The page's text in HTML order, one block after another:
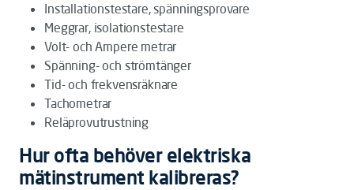
Installationstestare, spänningsprovare
Meggrar, isolationstestare
Volt- och Ampere metrar
Spänning- och strömtänger
Tid- och frekvensräknare
Tachometrar
Reläprovutrustning
Hur ofta behöver elektriska
mätinstrument kalibreras?